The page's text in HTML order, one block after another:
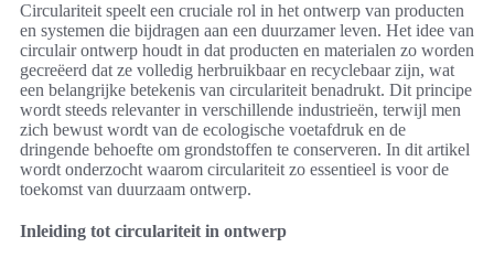
Circulariteit speelt een cruciale rol in het ontwerp van producten
en systemen die bijdragen aan een duurzamer leven. Het idee van
circulair ontwerp houdt in dat producten en materialen zo worden
gecreëerd dat ze volledig herbruikbaar en recyclebaar zijn, wat
een belangrijke betekenis van circulariteit benadrukt. Dit principe
wordt steeds relevanter in verschillende industrieën, terwijl men
zich bewust wordt van de ecologische voetafdruk en de
dringende behoefte om grondstoffen te conserveren. In dit artikel
wordt onderzocht waarom circulariteit zo essentieel is voor de
toekomst van duurzaam ontwerp.
Inleiding tot circulariteit in ontwerp